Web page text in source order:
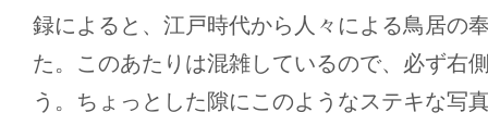
録によると、江戸時代から人々による鳥居の
た。このあたりは混雑しているので、必ず右
う。ちょっとした隙にこのようなステキな写